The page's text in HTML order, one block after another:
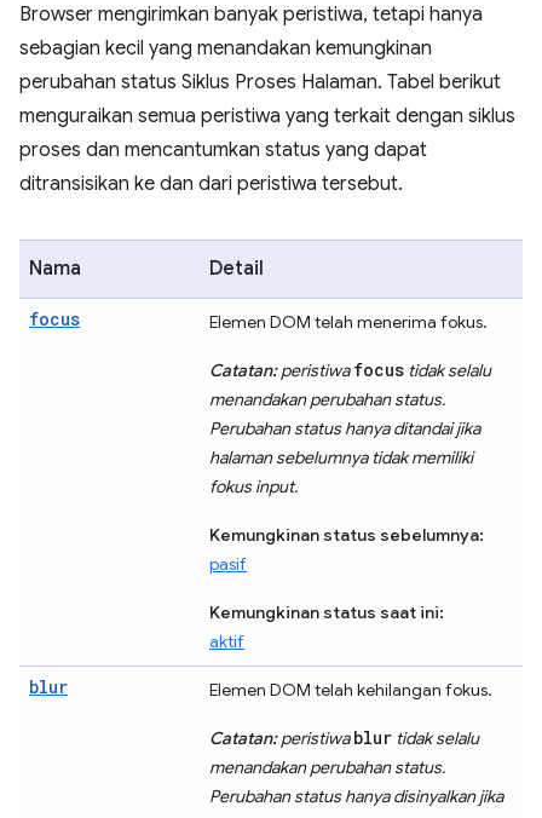
Browser mengirimkan banyak peristiwa, tetapi hanya
sebagian kecil yang menandakan kemungkinan
perubahan status Siklus Proses Halaman. Tabel berikut
menguraikan semua peristiwa yang terkait dengan siklus
proses dan mencantumkan status yang dapat
ditransisikan ke dan dari peristiwa tersebut.
Nama Detail
focus Elemen DOM telah menerima fokus.
Catatan:peristiwafocus tidak selalu
menandakan perubahan status.
Perubahan status hanya ditandai jika
halaman sebelumnya tidak memiliki
fokus input.
Kemungkinan status sebelumnya:
pasif
Kemungkinan status saat ini:
aktif
blur Elemen DOM telah kehilangan fokus.
Catatan:peristiwablur tidak selalu
menandakan perubahan status.
Perubahan status hanya disinyalkan jika